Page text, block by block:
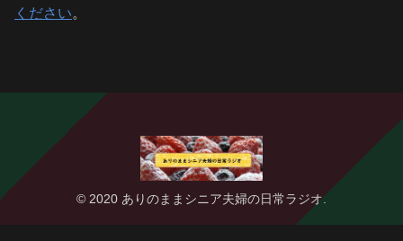
ください。
© 2020 ありのままシニア夫婦の日常ラジオ.